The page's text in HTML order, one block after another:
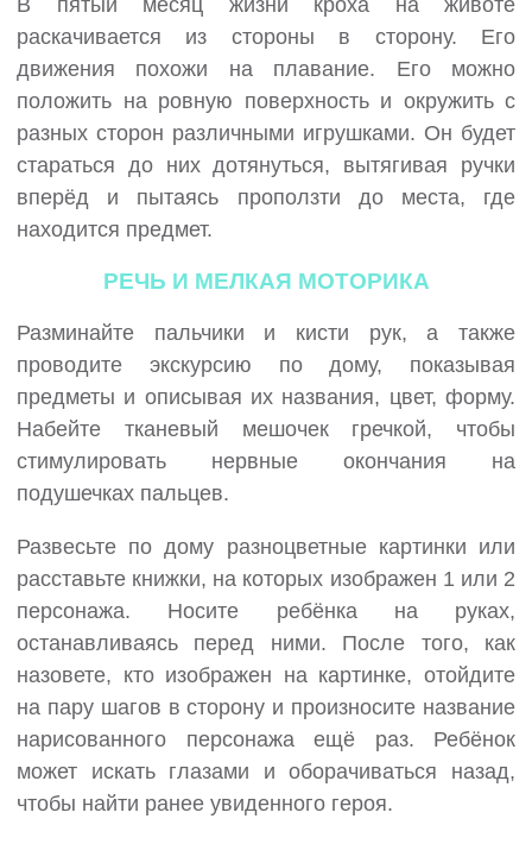
В пятый месяц жизни кроха на животе
раскачивается из стороны в сторону. Его
движения похожи на плавание. Его можно
положить на ровную поверхность и окружить с
разных сторон различными игрушками. Он будет
стараться до них дотянуться, вытягивая ручки
вперёд и пытаясь проползти до места, где
находится предмет.
РЕЧЬ И МЕЛКАЯ МОТОРИКА
Разминайте пальчики и кисти рук, а также
проводите экскурсию по дому, показывая
предметы и описывая их названия, цвет, форму.
Набейте тканевый мешочек гречкой, чтобы
стимулировать нервные окончания на
подушечках пальцев.
Развесьте по дому разноцветные картинки или
расставьте книжки, на которых изображен 1 или 2
персонажа. Носите ребёнка на руках,
останавливаясь перед ними. После того, как
назовете, кто изображен на картинке, отойдите
на пару шагов в сторону и произносите название
нарисованного персонажа ещё раз. Ребёнок
может искать глазами и оборачиваться назад,
чтобы найти ранее увиденного героя.